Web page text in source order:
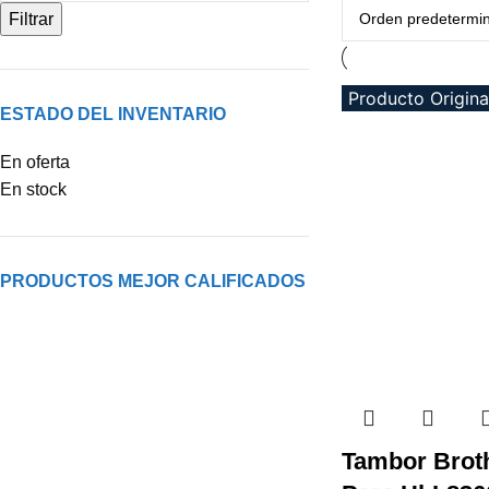
Filtrar
ESTADO DEL INVENTARIO
En oferta
En stock
PRODUCTOS MEJOR CALIFICADOS
Producto
Tambor
Producto
Producto
Producto
Producto
Producto
Producto
Producto